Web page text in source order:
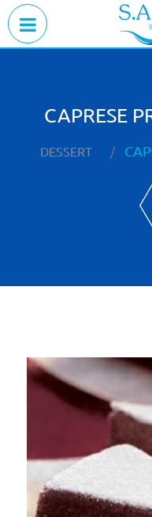
CAPRESE
DESSERT